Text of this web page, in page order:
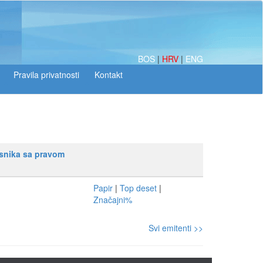
BOS | HRV | ENG
sa pravom
Papir | Top deset |
Značajni%
Svi emitenti >>